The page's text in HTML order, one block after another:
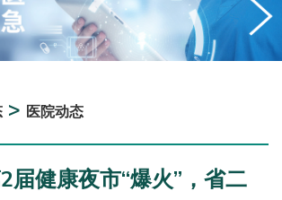
> 医院动态
届健康夜市“爆火”，省二